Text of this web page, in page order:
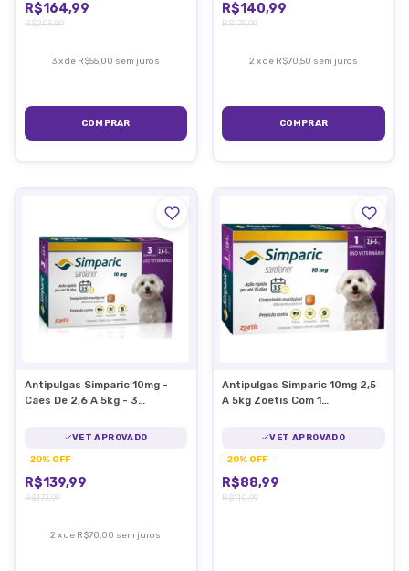
R$164,99
R$205,99
3xde R$55,00 sem juros
R$140,99
R$175,99
2 xde R$70,50 sem juros
Antipulgas Simparic 10mg -
Cães De 2,6 A 5kg - 3
VET APROVADO
-20% OFF
R$139,99
R$173,99
2 xde R$70,00 sem juros
Antipulgas Simparic 10mg 2,5
A 5kg Zoetis Com 1
VET APROVADO
-20% OFF
R$88,99
R$110,99